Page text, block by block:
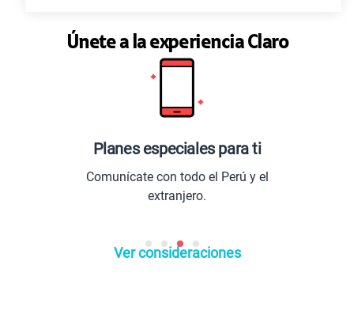
Únete a la experiencia Claro
para ti
con todo el Perú y el
Entretenimiento
Ver consideraciones